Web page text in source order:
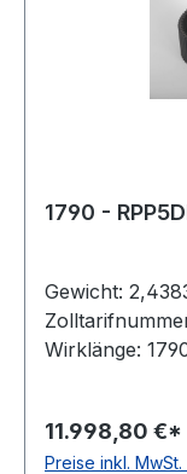
1790 -
Gewicht:
Wirklänge:
11.998,80 €*
Preise inkl.